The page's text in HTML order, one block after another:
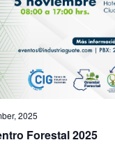
2025
Forestal 2025